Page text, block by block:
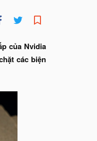
của Nvidia
các biện